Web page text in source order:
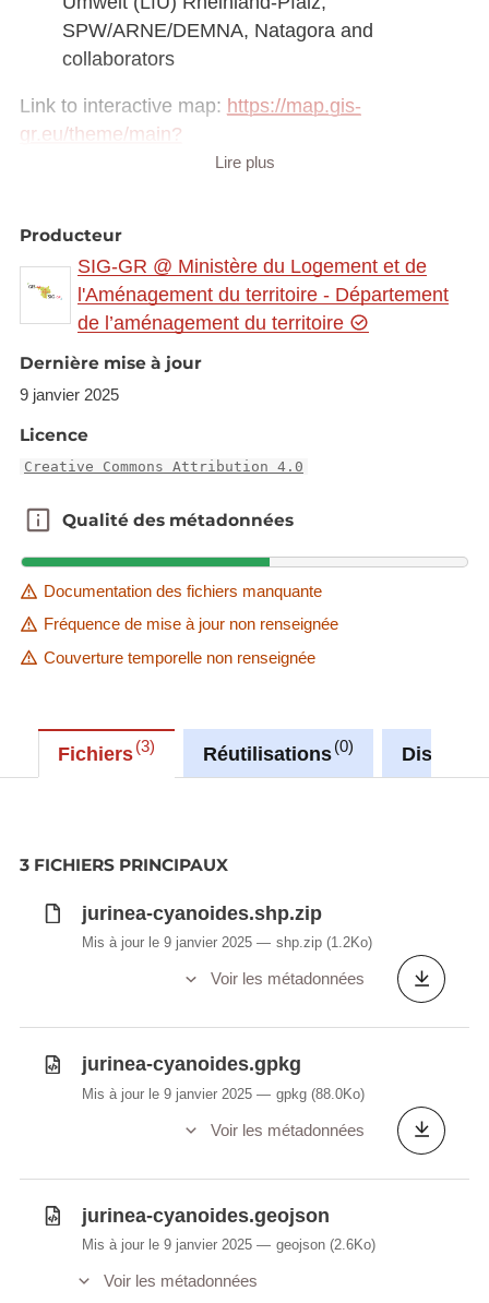
SPW/ARNE/DEMNA, Natagora and
collaborators
Link to interactive map: https://map.gis-
gr.eu/theme/main?
version=3&zoom=8&X=708580&Y=6429642&lang
Link to Geocatalog:https://geocatalogue.gis-
gr.eu/geonetwork/srv/eng/catalog.search#/metadat
a/4119c5a6-72d5-424b-a45a-f9d86f94ebc1
This dataset is published in the view service (WMS)
available at:
https://ws.geoportail.lu/wss/service/GR_Natudata_p
lants_WMS/guest
-GR/Jurinea_cyanoides/Jurinea_cyanoides
Lire plus
Producteur
SIG-GR @ Ministère du Logement et de
l'Aménagement du territoire - Département
de l’aménagement du territoire
Dernière mise à jour
9 janvier 2025
Licence
Creative Commons Attribution 4.0
Qualité des métadonnées
Qualité des métadonnées
Documentation des fichiers manquante
Fréquence de mise à jour non renseignée
Couverture temporelle non renseignée
Fichiers 3 Réutilisations 0
3 FICHIERS PRINCIPAUX
jurinea-cyanoides.shp.zip
Mis à jour le 9 janvier 2025 shp.zip (1.2Ko)
Voir les métadonnées
jurinea-cyanoides.gpkg
Mis à jour le 9 janvier 2025 gpkg (88.0Ko)
Voir les métadonnées
jurinea-cyanoides.geojson
Mis à jour le 9 janvier 2025 geojson (2.6Ko)
Voir les métadonnées